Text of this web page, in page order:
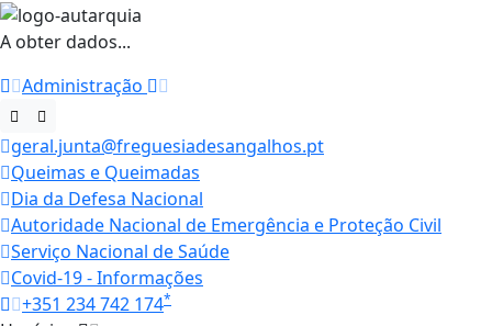
A obter dados...
Administração
geral.junta@freguesiadesangalhos.pt
Queimas e Queimadas
Dia da Defesa Nacional
Autoridade Nacional de Emergência e Proteção Civil
Serviço Nacional de Saúde
Covid-19 - Informações
+351 234 742 174*